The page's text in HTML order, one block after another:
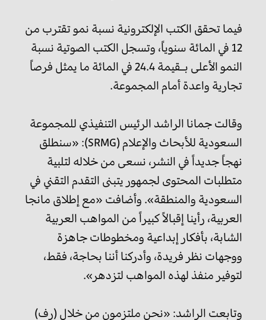
فيما تحقق الكتب الإلكترونية نسبة نمو تقترب من
12 في المائة سنوياً، وتسجل الكتب الصوتية نسبة
النمو الأعلى بـقيمة 24.4 في المائة ما يمثل فرصاً
تجارية واعدة أمام المجموعة.
وقالت جمانا الراشد الرئيس التنفيذي للمجموعة
السعودية للأبحاث والإعلام (SRMG): «سنطلق
نهجاً جديداً في النشر، نسعى من خلاله لتلبية
متطلبات المحتوى لجمهور يتبنى التقدم التقني في
السعودية والمنطقة». وأضافت «مع إطلاق مانجا
العربية، رأينا إقبالاً كبيراً من المواهب العربية
الشابة، بأفكار إبداعية ومخطوطات جاهزة
ووجهات نظر فريدة، وأدركنا أننا بحاجة، فقط،
لتوفير منفذ لهذه المواهب لتزدهر».
وتابعت الراشد: «نحن ملتزمون من خلال (رف)